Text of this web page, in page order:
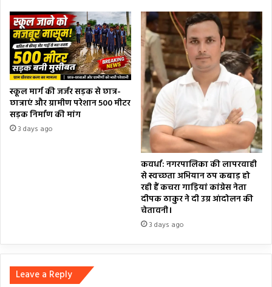
स्कूल मार्ग की जर्जर सड़क से छात्र-
छात्राएं और ग्रामीण परेशान 500 मीटर
सड़क निर्माण की मांग
3 days ago
कवर्धा: नगरपालिका की लापरवाही
से स्वच्छता अभियान ठप कबाड़ हो
रही हैं कचरा गाड़ियां कांग्रेस नेता
दीपक ठाकुर ने दी उग्र आंदोलन की
चेतावनी।
3 days ago
Leave a Reply